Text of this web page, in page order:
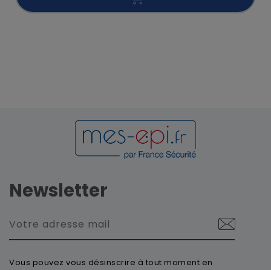
Newsletter
Vous pouvez vous désinscrire à tout moment en